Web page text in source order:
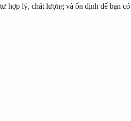
hợp lý, chất lượng và ổn định để bạn